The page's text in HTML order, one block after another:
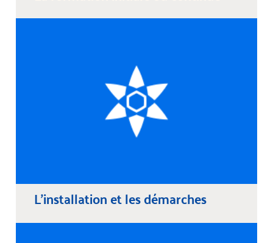
L'installation et les démarches